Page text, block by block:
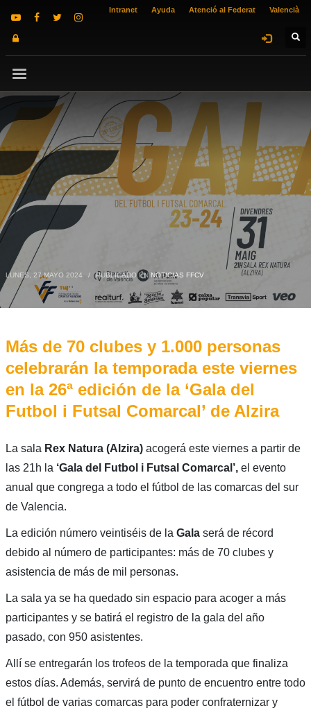
Intranet Ayuda Atenció al Federat Valencià
LUNES, 27 MAYO 2024 / PUBLICADO EN NOTICIAS FFCV
Más de 70 clubes y 1.000 personas
celebrarán la temporada este viernes
en la 26ª edición de la ‘Gala del
Futbol i Futsal Comarcal’ de Alzira
La sala Rex Natura (Alzira)acogerá este viernes a partir de
las 21h la ‘Gala del Futbol i Futsal Comarcal’,el evento
anual que congrega a todo el fútbol de las comarcas del sur
de Valencia.
La edición número veintiséis de la Galaserá de récord
debido al número de participantes: más de 70 clubes y
asistencia de más de mil personas.
La sala ya se ha quedado sin espacio para acoger a más
participantes y se batirá el registro de la gala del año
pasado, con 950 asistentes.
Allí se entregarán los trofeos de la temporada que finaliza
estos días. Además, servirá de punto de encuentro entre todo
el fútbol de varias comarcas para poder confraternizar y